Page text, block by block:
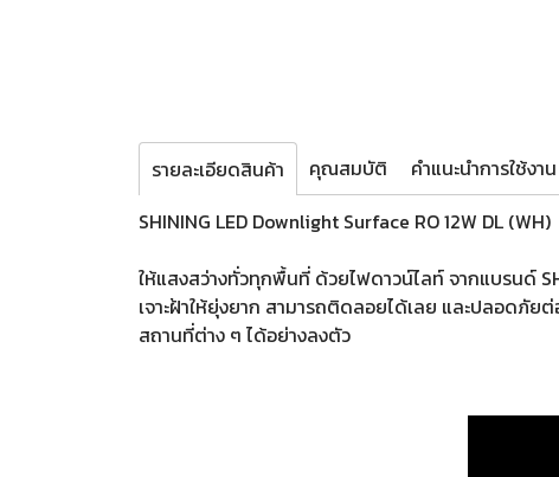
รายละเอียดสินค้า คุณสมบัติ
คำแนะนำการใช้งา
SHINING LED Downlight Surface RO 12W DL (WH)
ให้แสงสว่างทั่วทุกพื้นที่ ด้วยไฟดาวน์ไลท์ จากแบรนด์
เจาะฝ้าให้ยุ่งยาก สามารถติดลอยได้เลย และปลอดภัย
สถานที่ต่าง ๆ ได้อย่างลงตัว